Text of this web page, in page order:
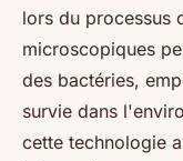
lors du processus
microscopiques
des bactéries,
survie dans
cette technologie